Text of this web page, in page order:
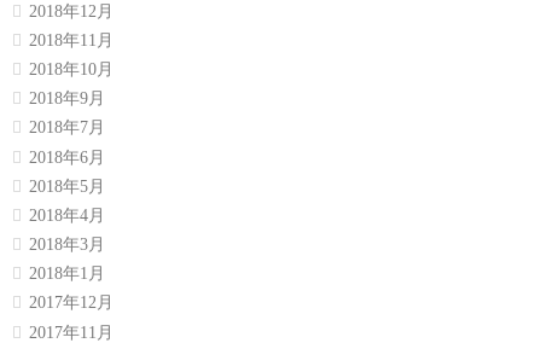
2018年12月
2018年11月
2018年10月
2018年9月
2018年7月
2018年6月
2018年5月
2018年4月
2018年3月
2018年1月
2017年12月
2017年11月